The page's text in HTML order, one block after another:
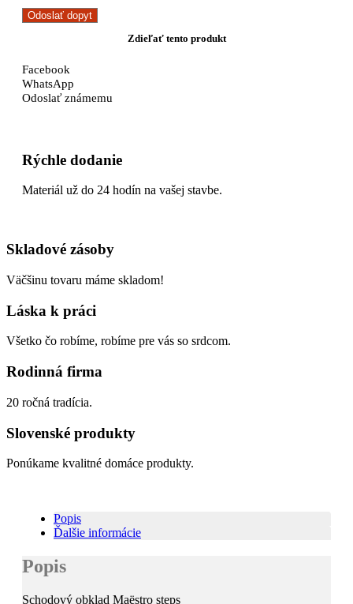
Odoslať dopyt
Zdieľať tento produkt
Facebook
WhatsApp
Odoslať známemu
Rýchle dodanie
Materiál už do 24 hodín na vašej stavbe.
Skladové zásoby
Väčšinu tovaru máme skladom!
Láska k práci
Všetko čo robíme, robíme pre vás so srdcom.
Rodinná firma
20 ročná tradícia.
Slovenské produkty
Ponúkame kvalitné domáce produkty.
Popis
Ďalšie informácie
Popis
Schodový obklad Maëstro steps